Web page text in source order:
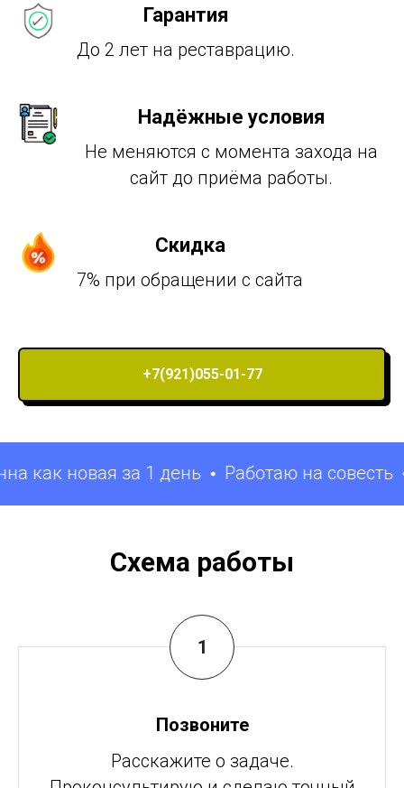
Гарантия
До 2 лет на реставрацию.
Надёжные условия
Не меняются с момента захода на
сайт до приёма работы.
Скидка
7% при обращении с сайта
+7(921)055-01-77
новая за 1 день Работаю на совесть
Схема работы
Позвоните
Расскажите о задаче.